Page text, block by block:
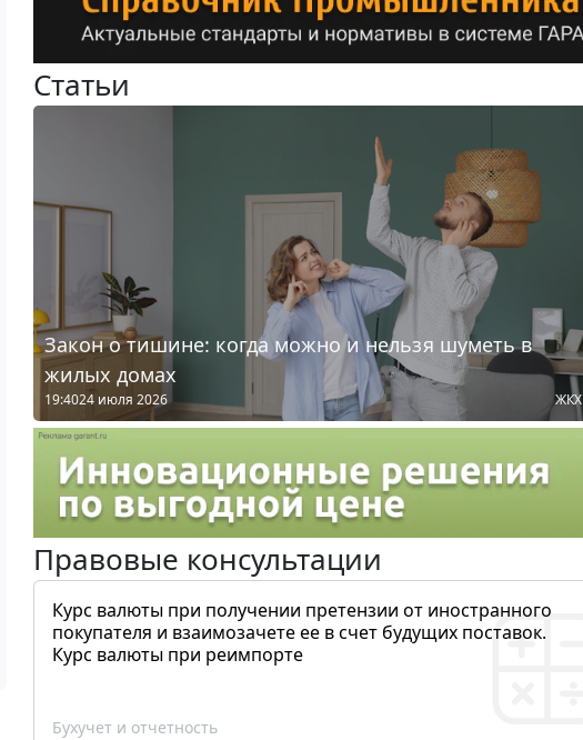
Статьи
Закон о тишине: когда можно и нельзя шуметь в
жилых домах
19:4024 июля 2026 ЖКХ
Правовые консультации
Курс валюты при получении претензии от иностранного
покупателя и взаимозачете ее в счет будущих поставок.
Курс валюты при реимпорте
Бухучет и отчетность